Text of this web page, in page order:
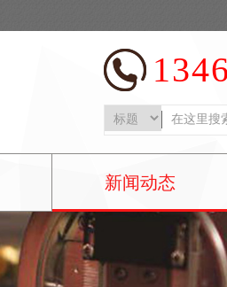
新闻动态